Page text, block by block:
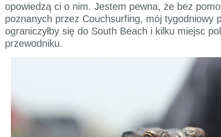
opowiedzą ci o nim. Jestem pewna, że bez
poznanych przez Couchsurfing, mój tygodniowy
ograniczyłby się do South Beach i kilku miejsc
przewodniku.